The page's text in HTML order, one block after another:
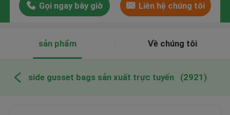
Gọi ngay bây giờ Liên hệ chúng tôi
sản phẩm Về chúng tôi
side gusset bags sản xuất trực tuyến (2921)